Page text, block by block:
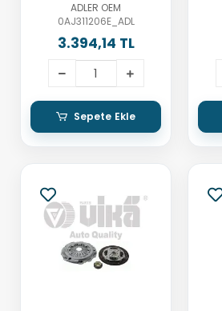
Leon-Octavia-Passat-
Polo-Toledo-Yeti
ADLER OEM
0AJ311206E_ADL
3.394,14 TL
Sepete Ekle